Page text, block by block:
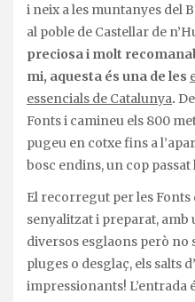
i neix a les muntanyes del
al poble de Castellar de
preciosa i molt
mi, aquesta és una de les
essencials de Catalunya.
Fonts i camineu els 800
pugeu en cotxe fins a
bosc endins, un cop passat
El recorregut per les
senyalitzat i preparat, amb
diversos esglaons però no
pluges o desglaç, els salts
impressionants! L’entrada